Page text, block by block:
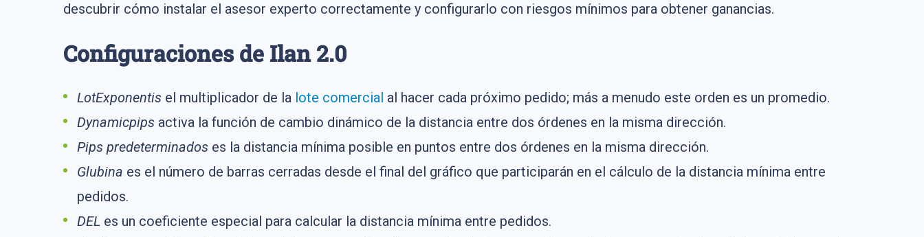
descubrir cómo instalar el asesor experto correctamente y configurarlo con riesgos mínimos para obtener ganancias.
Configuraciones de Ilan 2.0
LotExponentis el multiplicador de la lote comercial al hacer cada próximo pedido; más a menudo este orden es un promedio.
Dynamicpips activa la función de cambio dinámico de la distancia entre dos órdenes en la misma dirección.
Pips predeterminados es la distancia mínima posible en puntos entre dos órdenes en la misma dirección.
Glubina es el número de barras cerradas desde el final del gráfico que participarán en el cálculo de la distancia mínima entre
pedidos.
DEL es un coeficiente especial para calcular la distancia mínima entre pedidos.